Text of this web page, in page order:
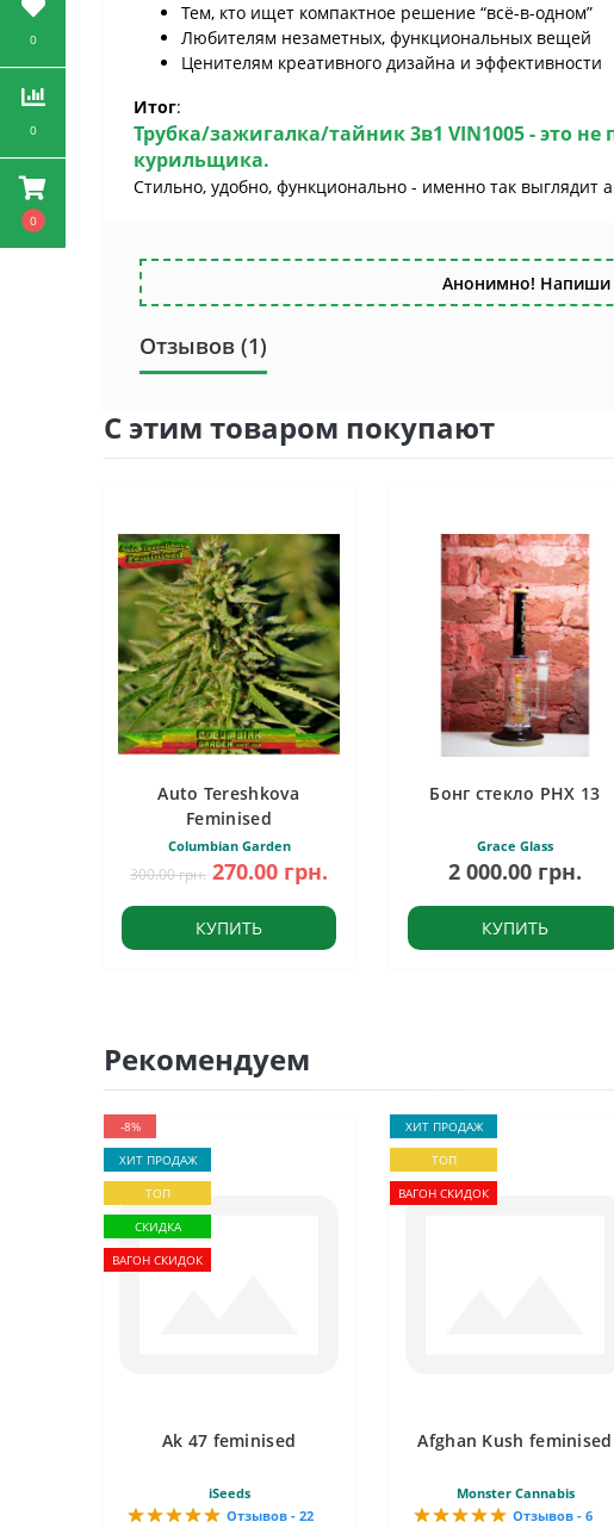
0
0
0
Тем, кто ищет компактное решение “всё-в-одном”
Любителям незаметных, функциональных вещей
Ценителям креативного дизайна и эффективности
Итог:
Трубка/зажигалка/тайник 3в1 VIN1005- это не
курильщика.
Стильно, удобно, функционально - именно так выглядит
Анонимно! Напиши
Отзывов (1)
С этим товаром покупают
Auto Tereshkova
Feminised
Columbian Garden
300.00 грн. 270.00 грн.
КУПИТЬ
Бонг стекло PHX 13
Grace Glass
2 000.00 грн.
КУПИТЬ
Рекомендуем
-8%
ХИТ ПРОДАЖ
ТОП
СКИДКА
ВАГОН СКИДОК
Ak 47 feminised
iSeeds
Отзывов - 22
ХИТ ПРОДАЖ
ТОП
ВАГОН СКИДОК
Afghan Kush feminised
Monster Cannabis
Отзывов - 6